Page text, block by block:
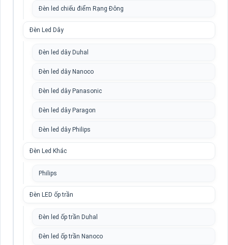
Đèn led chiếu điểm Rạng Đông
Đèn Led Dây
Đèn led dây Duhal
Đèn led dây Nanoco
Đèn led dây Panasonic
Đèn led dây Paragon
Đèn led dây Philips
Đèn Led Khác
Philips
Đèn LED ốp trần
Đèn led ốp trần Duhal
Đèn led ốp trần Nanoco